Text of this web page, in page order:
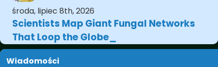
środa, lipiec 8th, 2026
Scientists Map Giant Fungal Networks
That Loop the Globe
Wiadomości